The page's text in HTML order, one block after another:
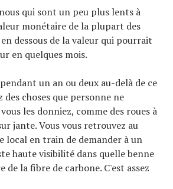
qui sont un peu plus lents à
monétaire de la plupart des
dessous de la valeur qui pourrait
en quelques mois.
un an ou deux au-delà de ce
choses que personne ne
les donniez, comme des roues à
jante. Vous vous retrouvez au
local en train de demander à un
haute visibilité dans quelle benne
de la fibre de carbone. C'est assez